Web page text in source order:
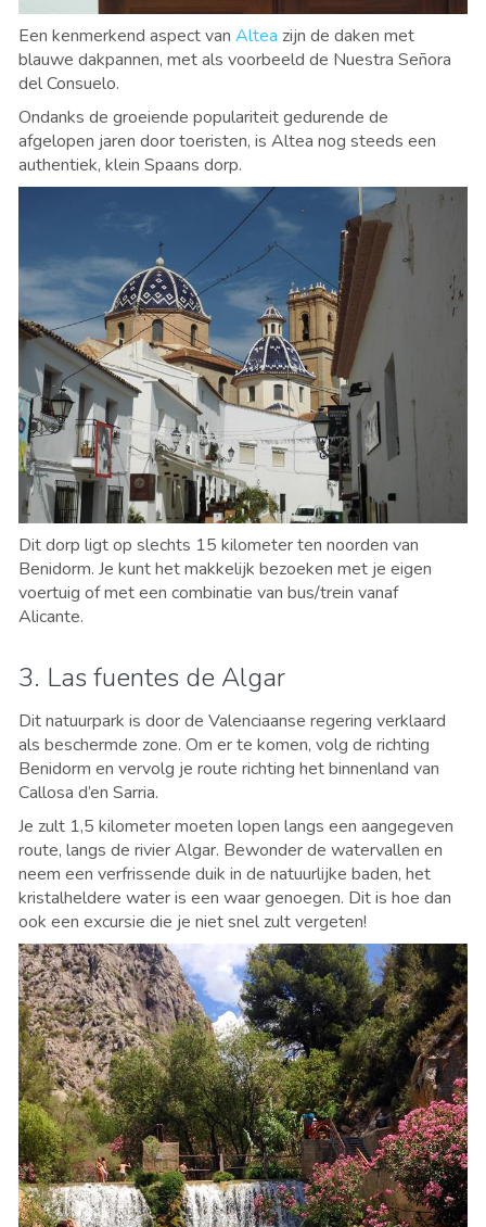
Een kenmerkend aspect van Altea zijn de daken met
blauwe dakpannen, met als voorbeeld de Nuestra Señora
del Consuelo.
Ondanks de groeiende populariteit gedurende de
afgelopen jaren door toeristen, is Altea nog steeds een
authentiek, klein Spaans dorp.
Dit dorp ligt op slechts 15 kilometer ten noorden van
Benidorm. Je kunt het makkelijk bezoeken met je eigen
voertuig of met een combinatie van bus/trein vanaf
Alicante.
3. Las fuentes de Algar
Dit natuurpark is door de Valenciaanse regering verklaard
als beschermde zone. Om er te komen, volg de richting
Benidorm en vervolg je route richting het binnenland van
Callosa d’en Sarria.
Je zult 1,5 kilometer moeten lopen langs een aangegeven
route, langs de rivier Algar. Bewonder de watervallen en
neem een verfrissende duik in de natuurlijke baden, het
kristalheldere water is een waar genoegen. Dit is hoe dan
ook een excursie die je niet snel zult vergeten!